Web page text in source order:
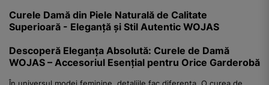
Curele Damă din Piele Naturală de Calitate
Superioară - Eleganță și Stil Autentic WOJAS
Descoperă Eleganța Absolută: Curele de Damă
WOJAS – Accesoriul Esențial pentru Orice Garderobă